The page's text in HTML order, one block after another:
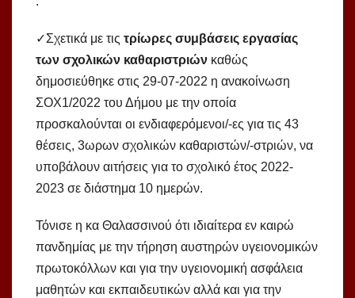
✓Σχετικά με τις τρίωρες συμβάσεις εργασίας
των σχολικών καθαριστριών καθώς
δημοσιεύθηκε στις 29-07-2022 η ανακοίνωση
ΣΟΧ1/2022 του Δήμου με την οποία
προσκαλούνται οι ενδιαφερόμενοι/-ες για τις 43
θέσεις, 3ωρων σχολικών καθαριστών/-στριών, να
υποβάλουν αιτήσεις για το σχολικό έτος 2022-
2023 σε διάστημα 10 ημερών.
Τόνισε η κα Θαλασσινού ότι ιδιαίτερα εν καιρώ
πανδημίας με την τήρηση αυστηρών υγειονομικών
πρωτοκόλλων και για την υγειονομική ασφάλεια
μαθητών και εκπαιδευτικών αλλά και για την